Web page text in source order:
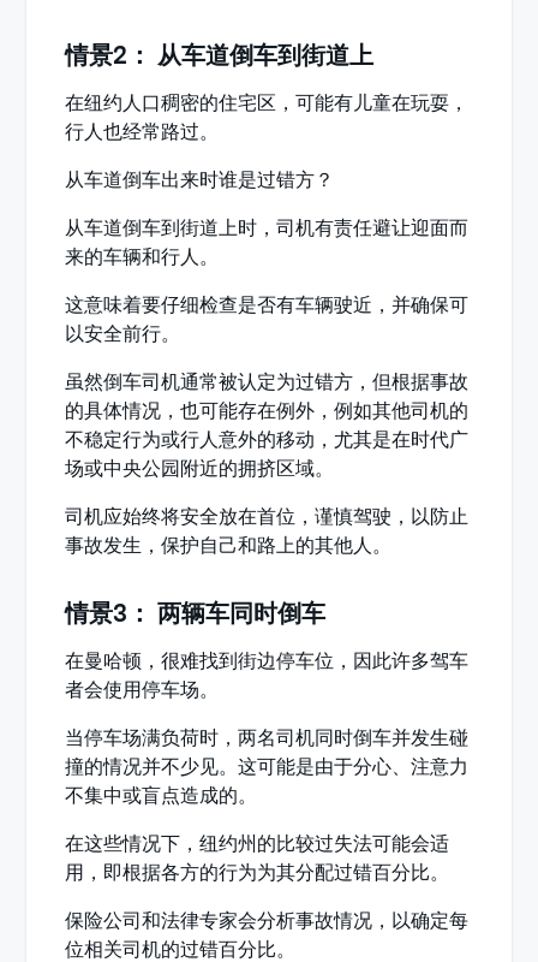
情景2： 从车道倒车到街道上
在纽约人口稠密的住宅区，可能有儿童在玩耍，
行人也经常路过。
从车道倒车出来时谁是过错方？
从车道倒车到街道上时，司机有责任避让迎面而
来的车辆和行人。
这意味着要仔细检查是否有车辆驶近，并确保可
以安全前行。
虽然倒车司机通常被认定为过错方，但根据事故
的具体情况，也可能存在例外，例如其他司机的
不稳定行为或行人意外的移动，尤其是在时代广
场或中央公园附近的拥挤区域。
司机应始终将安全放在首位，谨慎驾驶，以防止
事故发生，保护自己和路上的其他人。
情景3： 两辆车同时倒车
在曼哈顿，很难找到街边停车位，因此许多驾车
者会使用停车场。
当停车场满负荷时，两名司机同时倒车并发生碰
撞的情况并不少见。这可能是由于分心、注意力
不集中或盲点造成的。
在这些情况下，纽约州的比较过失法可能会适
用，即根据各方的行为为其分配过错百分比。
保险公司和法律专家会分析事故情况，以确定每
位相关司机的过错百分比。